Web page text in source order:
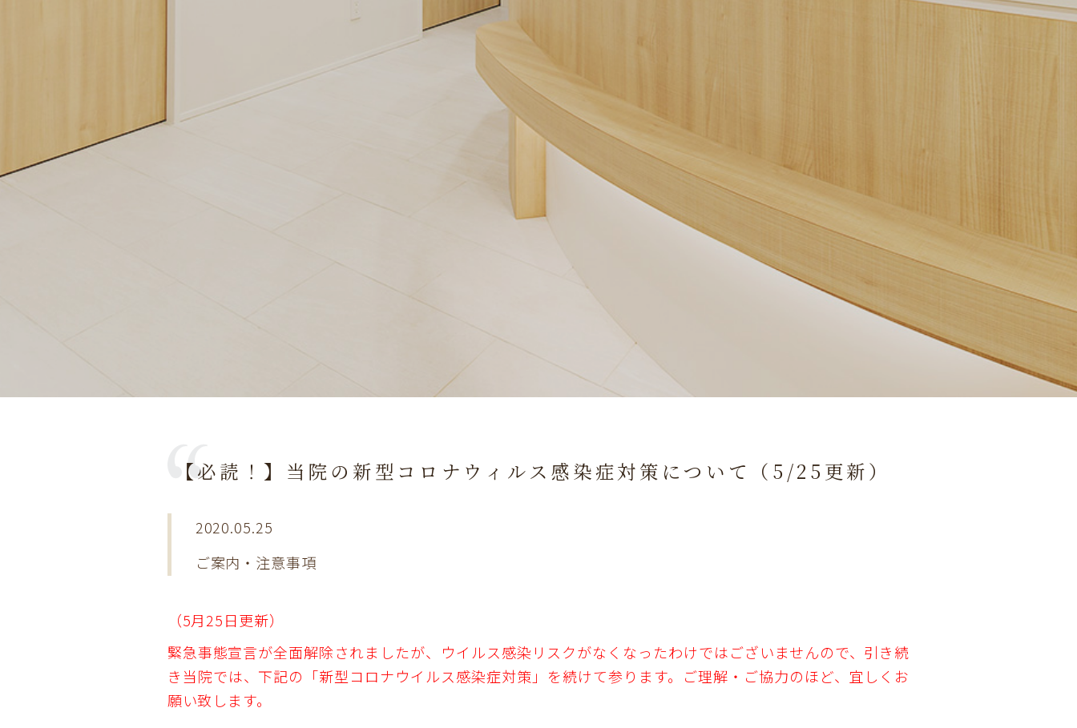
【必読！】当院の新型コロナウィルス感染症対策について（5/25更新）
2020.05.25
ご案内・注意事項
（5月25日更新）
緊急事態宣言が全面解除されましたが、ウイルス感染リスクがなくなったわけではございませんので、引き続
き当院では、下記の「新型コロナウイルス感染症対策」を続けて参ります。ご理解・ご協力のほど、宜しくお
願い致します。